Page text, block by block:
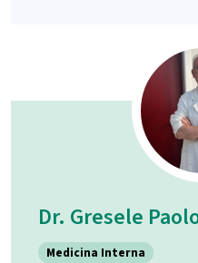
Dr. Gresele
Medicina Interna